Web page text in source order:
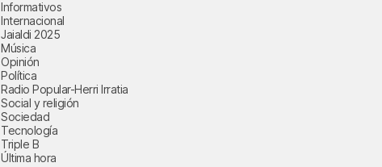
Informativos
Internacional
Jaialdi 2025
Música
Opinión
Política
Radio Popular-Herri Irratia
Social y religión
Sociedad
Tecnología
Triple B
Última hora